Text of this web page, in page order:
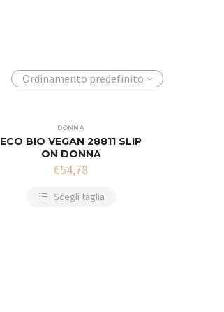
Ordinamento predefinito
DONNA
ECO BIO VEGAN 28811 SLIP
ON DONNA
€54,78
Scegli taglia